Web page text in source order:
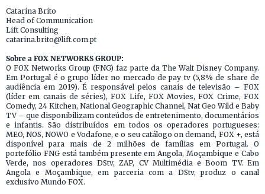
Catarina Brito
Head of Communication
Lift Consulting
catarina.brito@lift.com.pt
Sobre a FOX NETWORKS GROUP:
O FOX Networks Group (FNG) faz parte da The Walt Disney Company.
Em Portugal é o grupo líder no mercado de pay tv (5,8% de share de
audiência em 2019). É responsável pelos canais de televisão – FOX
(líder em canais de séries), FOX Life, FOX Movies, FOX Crime, FOX
Comedy, 24 Kitchen, National Geographic Channel, Nat Geo Wild e Baby
TV – que disponibilizam conteúdos de entretenimento, documentários
e infantis. São distribuídos em todos os operadores portugueses:
MEO, NOS, NOWO e Vodafone, e o seu catálogo on demand, FOX +, está
disponível para mais de 2 milhões de famílias em Portugal. O
portefólio FNG está também presente em Angola, Moçambique e Cabo
Verde, nos operadores DStv, ZAP, CV Multimédia e Boom TV. Em
Angola e Moçambique, em parceria com a DStv, produz o canal
exclusivo Mundo FOX.